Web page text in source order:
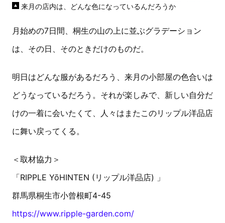
来月の店内は、どんな色になっているんだろうか
月始めの7日間、桐生の山の上に並ぶグラデーション
は、その日、そのときだけのものだ。
明日はどんな服があるだろう、来月の小部屋の色合いは
どうなっているだろう。それが楽しみで、新しい自分だ
けの一着に会いたくて、人々はまたこのリップル洋品店
に舞い戻ってくる。
＜取材協力＞
「RIPPLE YōHINTEN (リップル洋品店) 」
群馬県桐生市小曾根町4-45
https://www.ripple-garden.com/